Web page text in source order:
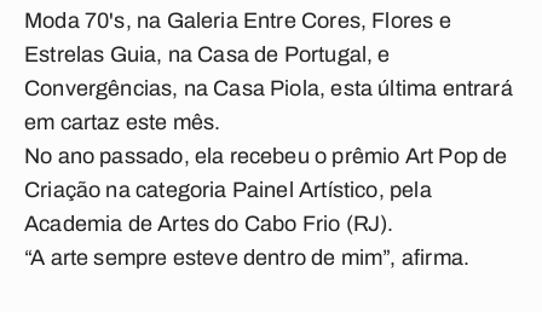
Moda 70's, na Galeria Entre Cores, Flores e
Estrelas Guia, na Casa de Portugal, e
Convergências, na Casa Piola, esta última entrará
em cartaz este mês.
No ano passado, ela recebeu o prêmio Art Pop de
Criação na categoria Painel Artístico, pela
Academia de Artes do Cabo Frio (RJ).
“A arte sempre esteve dentro de mim”, afirma.